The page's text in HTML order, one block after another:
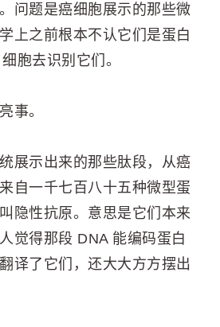
问题是癌细胞展示的那些微
上之前根本不认它们是蛋白
胞去识别它们。
事。
展示出来的那些肽段，从癌
自一千七百八十五种微型蛋
隐性抗原。意思是它们本来
觉得那段 DNA 能编码蛋白
译了它们，还大大方方摆出